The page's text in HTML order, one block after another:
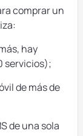
comprar un
hay
servicios);
de más de
de una sola